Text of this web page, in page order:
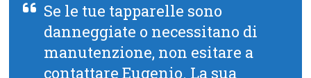
Se le tue tapparelle sono
danneggiate o necessitano di
manutenzione, non esitare a
contattare Eugenio. La sua